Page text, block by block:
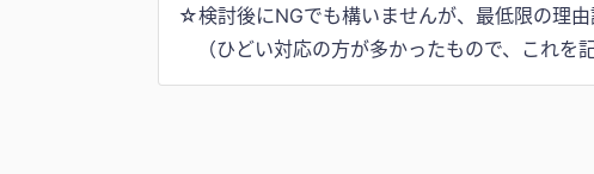
☆検討後にNGでも構いませんが、最低限の理由